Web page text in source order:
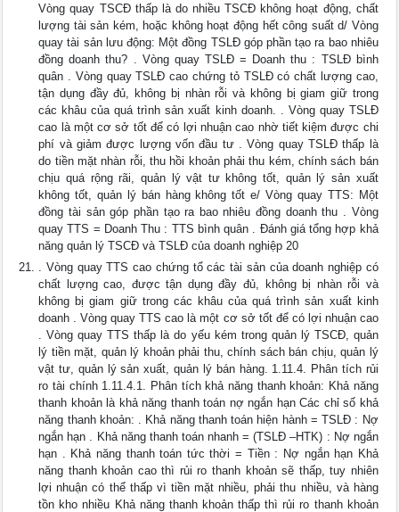
Vòng quay TSCĐ thấp là do nhiều TSCĐ không hoạt động, chất
lượng tài sản kém, hoặc không hoạt động hết công suất d/ Vòng
quay tài sản lưu động: Một đồng TSLĐ góp phần tạo ra bao nhiêu
đồng doanh thu? . Vòng quay TSLĐ = Doanh thu : TSLĐ bình
quân . Vòng quay TSLĐ cao chứng tỏ TSLĐ có chất lượng cao,
tận dụng đầy đủ, không bị nhàn rỗi và không bị giam giữ trong
các khâu của quá trình sản xuất kinh doanh. . Vòng quay TSLĐ
cao là một cơ sở tốt để có lợi nhuận cao nhờ tiết kiệm được chi
phí và giảm được lượng vốn đầu tư . Vòng quay TSLĐ thấp là
do tiền mặt nhàn rỗi, thu hồi khoản phải thu kém, chính sách bán
chịu quá rộng rãi, quản lý vật tư không tốt, quản lý sản xuất
không tốt, quản lý bán hàng không tốt e/ Vòng quay TTS: Một
đồng tài sản góp phần tạo ra bao nhiêu đồng doanh thu . Vòng
quay TTS = Doanh Thu : TTS bình quân . Đánh giá tổng hợp khả
năng quản lý TSCĐ và TSLĐ của doanh nghiệp 20
. Vòng quay TTS cao chứng tổ các tài sản của doanh nghiệp có
chất lượng cao, được tận dụng đầy đủ, không bị nhàn rỗi và
không bị giam giữ trong các khâu của quá trình sản xuất kinh
doanh . Vòng quay TTS cao là một cơ sở tốt để có lợi nhuận cao
. Vòng quay TTS thấp là do yếu kém trong quản lý TSCĐ, quản
lý tiền mặt, quản lý khoản phải thu, chính sách bán chịu, quản lý
vật tư, quản lý sản xuất, quản lý bán hàng. 1.11.4. Phân tích rủi
ro tài chính 1.11.4.1. Phân tích khả năng thanh khoản: Khả năng
thanh khoản là khả năng thanh toán nợ ngắn hạn Các chỉ số khả
năng thanh khoản: . Khả năng thanh toán hiện hành = TSLĐ : Nợ
ngắn hạn . Khả năng thanh toán nhanh = (TSLĐ –HTK) : Nợ ngắn
hạn . Khả năng thanh toán tức thời = Tiền : Nợ ngắn hạn Khả
năng thanh khoản cao thì rủi ro thanh khoản sẽ thấp, tuy nhiên
lợi nhuận có thể thấp vì tiền mặt nhiều, phải thu nhiều, và hàng
tồn kho nhiều Khả năng thanh khoản thấp thì rủi ro thanh khoản